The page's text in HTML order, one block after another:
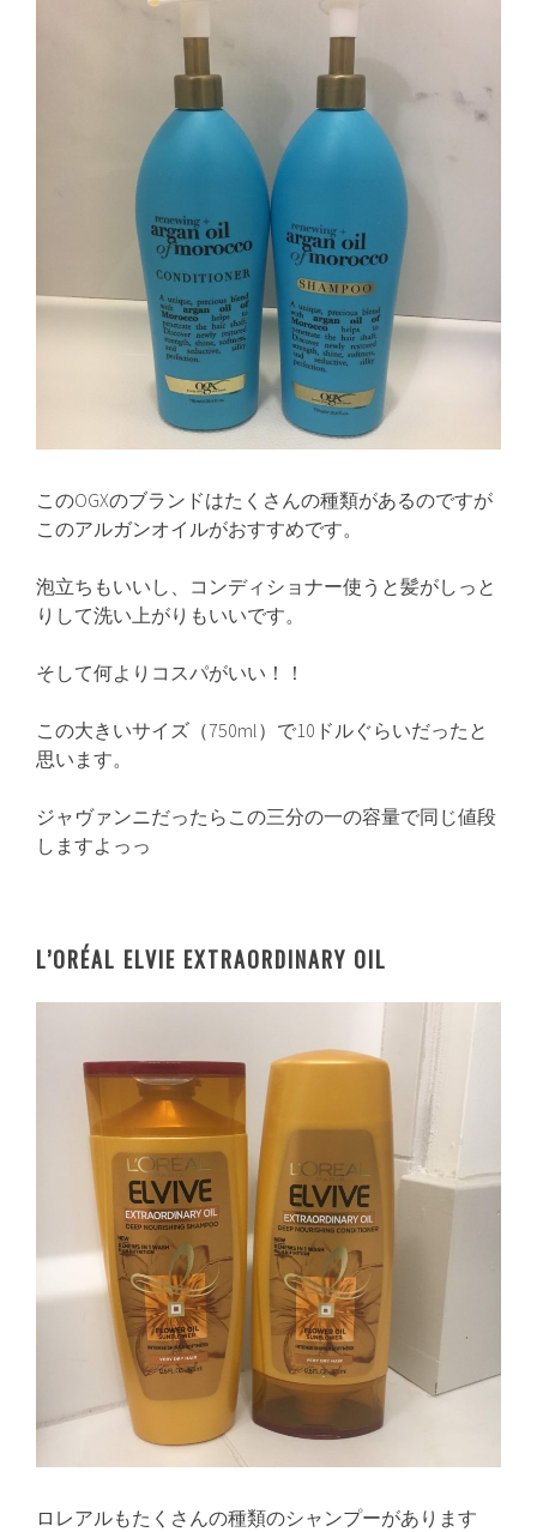
このOGXのブランドはたくさんの種類があるのですが
このアルガンオイルがおすすめです。
泡立ちもいいし、コンディショナー使うと髪がしっと
りして洗い上がりもいいです。
そして何よりコスパがいい！！
この大きいサイズ（750ml）で10ドルぐらいだったと
思います。
ジャヴァンニだったらこの三分の一の容量で同じ値段
しますよっっ
L’ORÉAL ELVIE EXTRAORDINARY OIL
ロレアルもたくさんの種類のシャンプーがあります